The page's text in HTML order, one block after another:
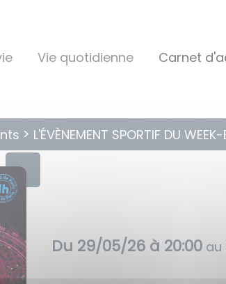
Vie quotidienne Carnet
L'ÉVÈNEMENT SPORTIF DU
Du 29/05/26 à 20:00 au